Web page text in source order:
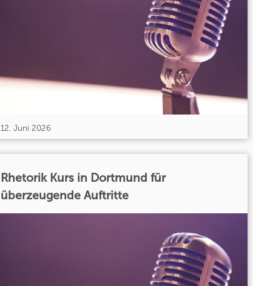
12. Juni 2026
Rhetorik Kurs in Dortmund für
überzeugende Auftritte